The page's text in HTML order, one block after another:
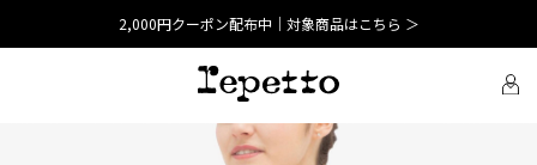
2,000円クーポン配布中｜対象商品はこちら ＞